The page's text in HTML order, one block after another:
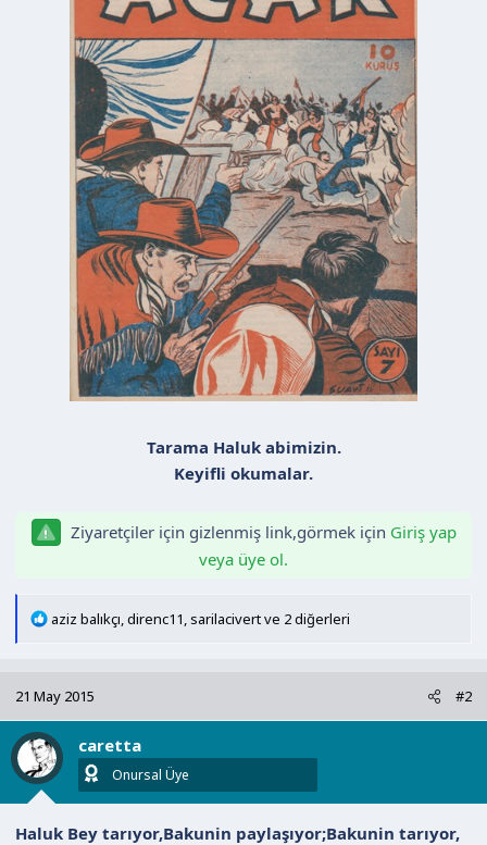
h
i
Tarama Haluk abimizin.
Keyifli okumalar.
Ziyaretçiler için gizlenmiş link,görmek için Giriş yap
veya üye ol.
T
i
l
e
r
aziz balıkçı,direnc11,sarilacivertve 2 diğerleri
21 May 2015 #2
caretta
Onursal Üye
Haluk Bey tarıyor,Bakunin paylaşıyor;Bakunin tarıyor,